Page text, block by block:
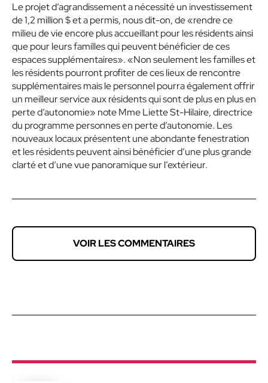
Le projet d’agrandissement a nécessité un investissement
de 1,2 million $ et a permis, nous dit-on, de «rendre ce
milieu de vie encore plus accueillant pour les résidents ainsi
que pour leurs familles qui peuvent bénéficier de ces
espaces supplémentaires». «Non seulement les familles et
les résidents pourront profiter de ces lieux de rencontre
supplémentaires mais le personnel pourra également offrir
un meilleur service aux résidents qui sont de plus en plus en
perte d’autonomie» note Mme Liette St-Hilaire, directrice
du programme personnes en perte d’autonomie. Les
nouveaux locaux présentent une abondante fenestration
et les résidents peuvent ainsi bénéficier d’une plus grande
clarté et d’une vue panoramique sur l’extérieur.
VOIR LES COMMENTAIRES